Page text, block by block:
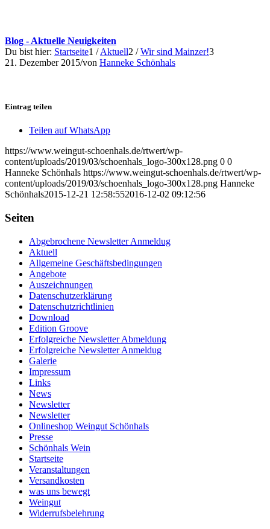
Blog - Aktuelle Neuigkeiten
Du bist hier: Startseite1 / Aktuell2 / Wir sind Mainzer!3
21. Dezember 2015/von Hanneke Schönhals
Eintrag teilen
Teilen auf WhatsApp
https://www.weingut-schoenhals.de/rtwert/wp-
content/uploads/2019/03/schoenhals_logo-300x128.png 0 0
Hanneke Schönhals https://www.weingut-schoenhals.de/rtwert/wp-
content/uploads/2019/03/schoenhals_logo-300x128.png Hanneke
Schönhals2015-12-21 12:58:552016-12-02 09:12:56
Seiten
Abgebrochene Newsletter Anmeldug
Aktuell
Allgemeine Geschäftsbedingungen
Angebote
Auszeichnungen
Datenschutzerklärung
Datenschutzrichtlinien
Download
Edition Groove
Erfolgreiche Newsletter Abmeldung
Erfolgreiche Newsletter Anmeldug
Galerie
Impressum
Links
News
Newsletter
Newsletter
Onlineshop Weingut Schönhals
Presse
Schönhals Wein
Startseite
Veranstaltungen
Versandkosten
was uns bewegt
Weingut
Widerrufsbelehrung